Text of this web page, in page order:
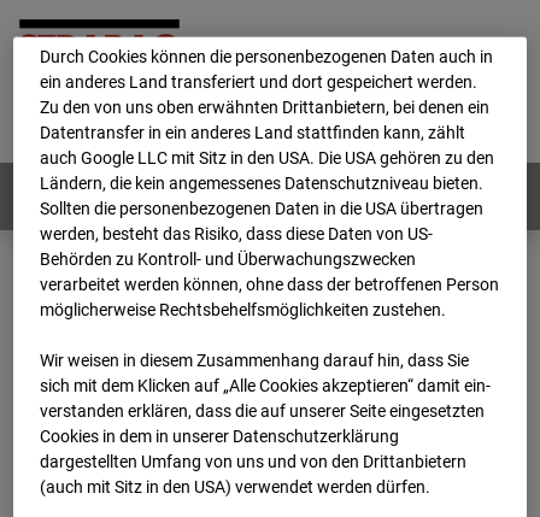
Home E-Mail Impressum
Login
Deutsch / English
Webcams: Alle Länder
Home
Deutschland
BC-189 - BV-Ausbau Bonatzbau -Cam7
Archiv
2026 07 08 14:00
BC-189 - BV-Ausbau
Bonatzbau -Cam7
Durch Cookies können die personenbezogenen Daten auch in
ein anderes Land transferiert und dort gespeichert werden.
Zu den von uns oben erwähnten Drittanbietern, bei denen ein
Datentransfer in ein anderes Land stattfinden kann, zählt
auch Google LLC mit Sitz in den USA. Die USA gehören zu den
Ländern, die kein angemessenes Datenschutzniveau bieten.
Sollten die personenbezogenen Daten in die USA übertragen
werden, besteht das Risiko, dass diese Daten von US-
Behörden zu Kontroll- und Überwachungszwecken
verarbeitet werden können, ohne dass der betroffenen Person
möglicherweise Rechtsbehelfsmöglichkeiten zustehen.
Wir weisen in diesem Zusammenhang darauf hin, dass Sie
sich mit dem Klicken auf „Alle Cookies akzeptieren“ damit ein­
ver­standen erklären, dass die auf unserer Seite eingesetzten
Cookies in dem in unserer Datenschutzerklärung
dargestellten Umfang von uns und von den Drittanbietern
(auch mit Sitz in den USA) verwendet werden dürfen.